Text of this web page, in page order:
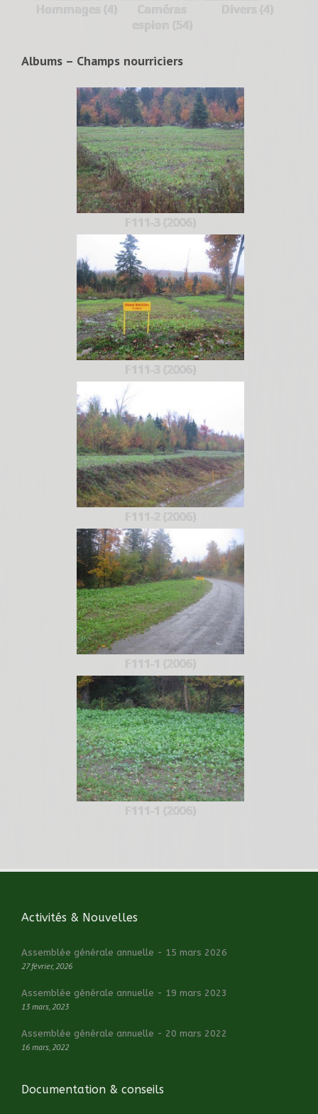
Hommages (4)
Caméras
espion (54)
Divers (4)
Albums – Champs nourriciers
F111-3 (2006)
F111-3 (2006)
F111-2 (2006)
F111-1 (2006)
F111-1 (2006)
Activités & Nouvelles
Assemblée générale annuelle - 15 mars 2026
27 février, 2026
Assemblée générale annuelle - 19 mars 2023
13 mars, 2023
Assemblée générale annuelle - 20 mars 2022
16 mars, 2022
Documentation & conseils